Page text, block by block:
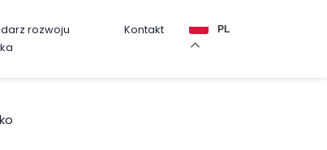
rozwoju
Kontakt PL